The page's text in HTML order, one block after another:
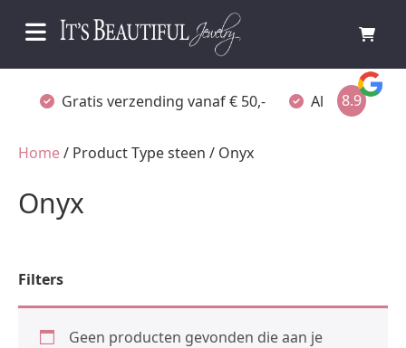
Gratis verzending vanaf € 50,- Altijd verpakt
8.9
Home/ Product Type steen / Onyx
Onyx
Filters
Geen producten gevonden die aan je